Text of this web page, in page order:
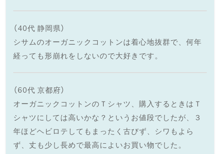
（40代 静岡県）
シサムのオーガニックコットンは着心地抜群で、何年
経っても形崩れをしないので大好きです。
（60代 京都府）
オーガニックコットンのＴシャツ、購入するときはＴ
シャツにしては高いかな？というお値段でしたが、３
年ほどヘビロテしてもまったく古びず、シワもよら
ず、丈も少し長めで最高によいお買い物でした。